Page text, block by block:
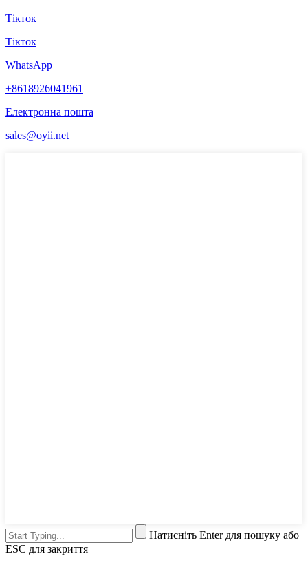
Тікток
Тікток
WhatsApp
+8618926041961
Електронна пошта
sales@oyii.net
Натисніть Enter для пошуку або
ESC для закриття